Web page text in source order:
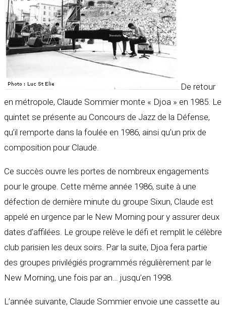
De retour
en métropole, Claude Sommier monte « Djoa » en 1985. Le
quintet se présente au Concours de Jazz de la Défense,
qu’il remporte dans la foulée en 1986, ainsi qu’un prix de
composition pour Claude.
Ce succès ouvre les portes de nombreux engagements
pour le groupe. Cette même année 1986, suite à une
défection de dernière minute du groupe Sixun, Claude est
appelé en urgence par le New Morning pour y assurer deux
dates d’affilées. Le groupe relève le défi et remplit le célèbre
club parisien les deux soirs. Par la suite, Djoa fera partie
des groupes privilégiés programmés régulièrement par le
New Morning, une fois par an… jusqu’en 1998.
L’année suivante, Claude Sommier envoie une cassette au